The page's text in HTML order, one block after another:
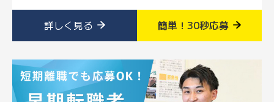
詳しく見る 簡単！30秒応募